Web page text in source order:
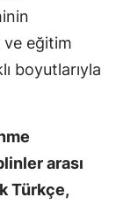
Isparta
Mersin
Kars
ve eğitim
boyutlarıyla
arası
Türkçe,